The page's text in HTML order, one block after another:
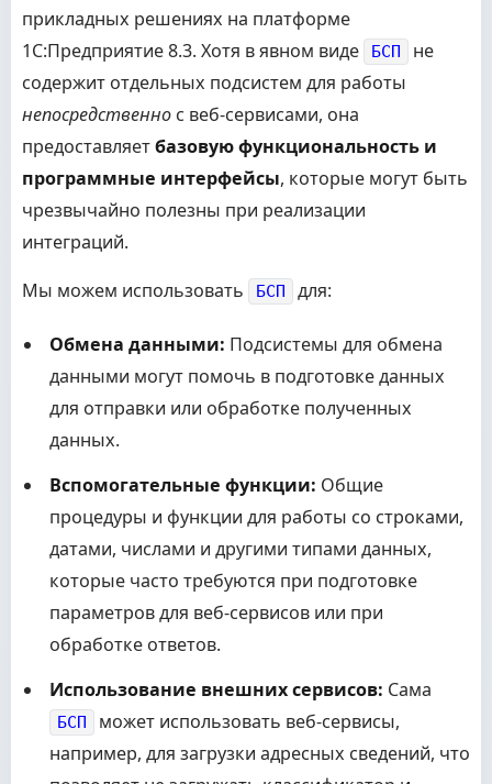
прикладных решениях на платформе
1С:Предприятие 8.3. Хотя в явном виде
БСП
не
содержит отдельных подсистем для работы
непосредственно с веб-сервисами, она
предоставляетбазовую функциональность и
программные интерфейсы, которые могут быть
чрезвычайно полезны при реализации
интеграций.
Мы можем использовать
БСП для:
Обмена данными: Подсистемы для обмена
данными могут помочь в подготовке данных
для отправки или обработке полученных
данных.
Вспомогательные функции: Общие
процедуры и функции для работы со строками,
датами, числами и другими типами данных,
которые часто требуются при подготовке
параметров для веб-сервисов или при
обработке ответов.
Использование внешних сервисов: Сама
БСП
может использовать веб-сервисы,
например, для загрузки адресных сведений, что